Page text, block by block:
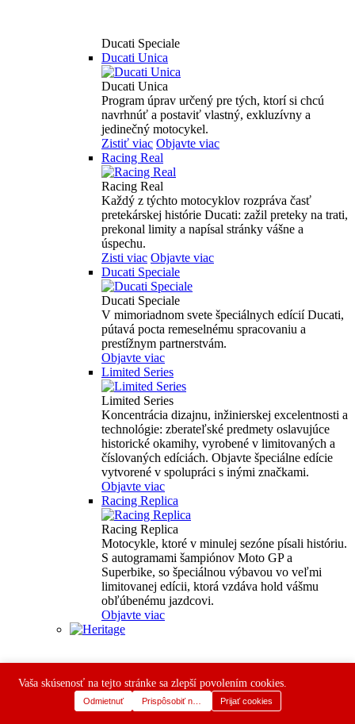
Ducati Speciale
Ducati Unica
Ducati Unica
Program úprav určený pre tých, ktorí si chcú
navrhnúť a postaviť vlastný, exkluzívny a
jedinečný motocykel.
Zistiť viac Objavte viac
Racing Real
Racing Real
Každý z týchto motocyklov rozpráva časť
pretekárskej histórie Ducati: zažil preteky na trati,
prekonal limity a napísal stránky vášne a
úspechu.
Zisti viac Objavte viac
Ducati Speciale
Ducati Speciale
V mimoriadnom svete špeciálnych edícií Ducati,
pútavá pocta remeselnému spracovaniu a
prestížnym partnerstvám.
Objavte viac
Limited Series
Limited Series
Koncentrácia dizajnu, inžinierskej excelentnosti a
technológie: zberateľské predmety oslavujúce
historické okamihy, vyrobené v limitovaných a
číslovaných edíciách. Objavte špeciálne edície
vytvorené v spolupráci s inými značkami.
Objavte viac
Racing Replica
Racing Replica
Motocykle, ktoré v minulej sezóne písali históriu.
S autogramami šampiónov Moto GP a
Superbike, so špeciálnou výbavou vo veľmi
limitovanej edícii, ktorá vzdáva hold vášmu
obľúbenému jazdcovi.
Objavte viac
Vaša skúsenosť na tejto stránke sa zlepší povolením cookies.
Odmietnuť Prispôsobiť nastaveniaPrijať cookies